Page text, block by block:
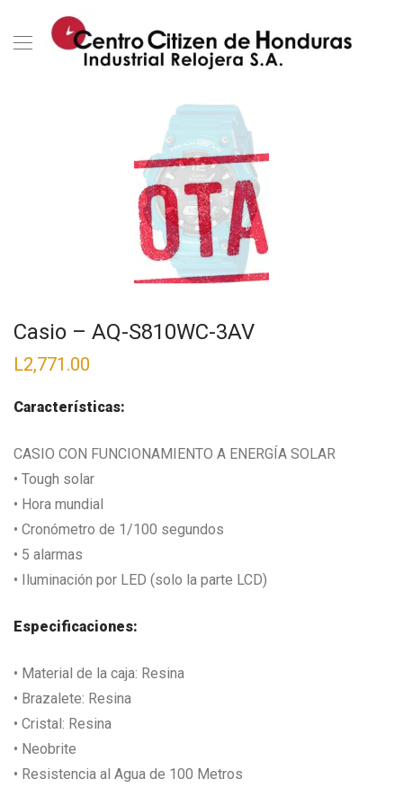
Casio – AQ-S810WC-3AV
L2,771.00
Características:
CASIO CON FUNCIONAMIENTO A ENERGÍA SOLAR
• Tough solar
• Hora mundial
• Cronómetro de 1/100 segundos
• 5 alarmas
• Iluminación por LED (solo la parte LCD)
Especificaciones:
• Material de la caja: Resina
• Brazalete: Resina
• Cristal: Resina
• Neobrite
• Resistencia al Agua de 100 Metros